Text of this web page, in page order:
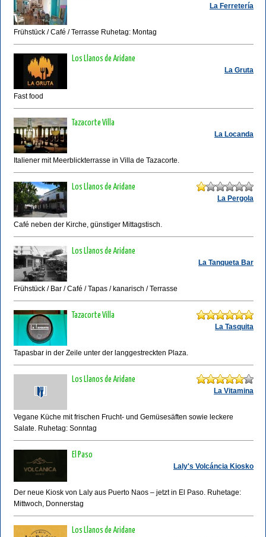
La Ferretería
Frühstück / Café / Terrasse Ruhetag: Montag
La Gruta
Los Llanos de Aridane
Fast food
La Locanda
Tazacorte Villa
Italiener mit Meerblickterrasse in Villa de Tazacorte.
La Pergola
Los Llanos de Aridane
Café neben der Kirche, günstiger Mittagstisch.
La Tanqueta Bar
Los Llanos de Aridane
Frühstück / Bar / Café / Tapas / kanarisch / Terrasse
La Tasquita
Tazacorte Villa
Tapasbar in der Zeile unter der langgestreckten Plaza.
La Vitamina
Los Llanos de Aridane
Vegane Küche mit frischen Frucht- und Gemüsesäften sowie leckere
Salate. Ruhetag: Sonntag
Laly's Volcáncia Kiosko
El Paso
Der neue Kiosk von Laly aus Puerto Naos – jetzt in El Paso. Ruhetage:
Mittwoch, Donnerstag
Los Llanos de Aridane